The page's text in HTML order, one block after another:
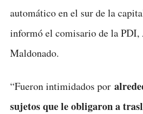
automático en el sur de la
informó el comisario de la
Maldonado.
“Fueron intimidados por
sujetos que le obligaron a